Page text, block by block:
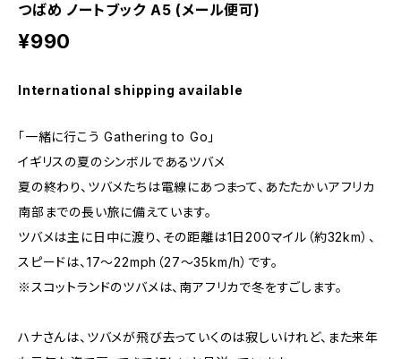
つばめ ノートブック A5 (メール便可)
¥990
International shipping available
「一緒に行こう Gathering to Go」
イギリスの夏のシンボルであるツバメ
夏の終わり、ツバメたちは電線にあつまって、あたたかいアフリカ
南部までの長い旅に備えています。
ツバメは主に日中に渡り、その距離は1日200マイル（約32km）、
スピードは、17～22mph（27～35km/h）です。
※スコットランドのツバメは、南アフリカで冬をすごします。
ハナさんは、ツバメが飛び去っていくのは寂しいけれど、また来年